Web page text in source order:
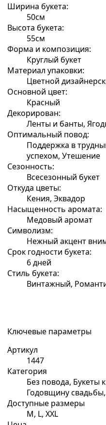
Ширина букета:
50см
Высота букета:
55см
Форма и композиция:
Круглый букет
Материал упаковки:
Цветной
Основной цвет:
Красный
Декорирован:
Ленты и банты,
Оптимальный повод:
Поддержка в
успехом, Утешение
Сезонность:
Всесезонный букет
Откуда цветы:
Кения, Эквадор
Насыщенность аромата:
Медовый аромат
Символизм:
Нежный акцент
Срок годности букета:
6 дней
Стиль букета:
Винтажный,
Ключевые параметры
Артикул
1447
Категория
Без повода, Букеты
Годовщину
Доступные размеры
M, L, XXL